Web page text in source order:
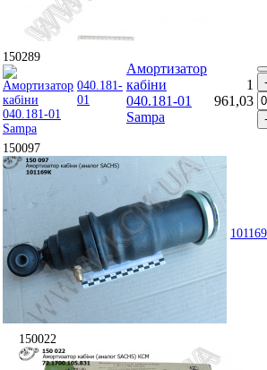
150289
040.181-
01
Амортизатор
кабіни
040.181-01
Sampa
1
961,03
150097
150022